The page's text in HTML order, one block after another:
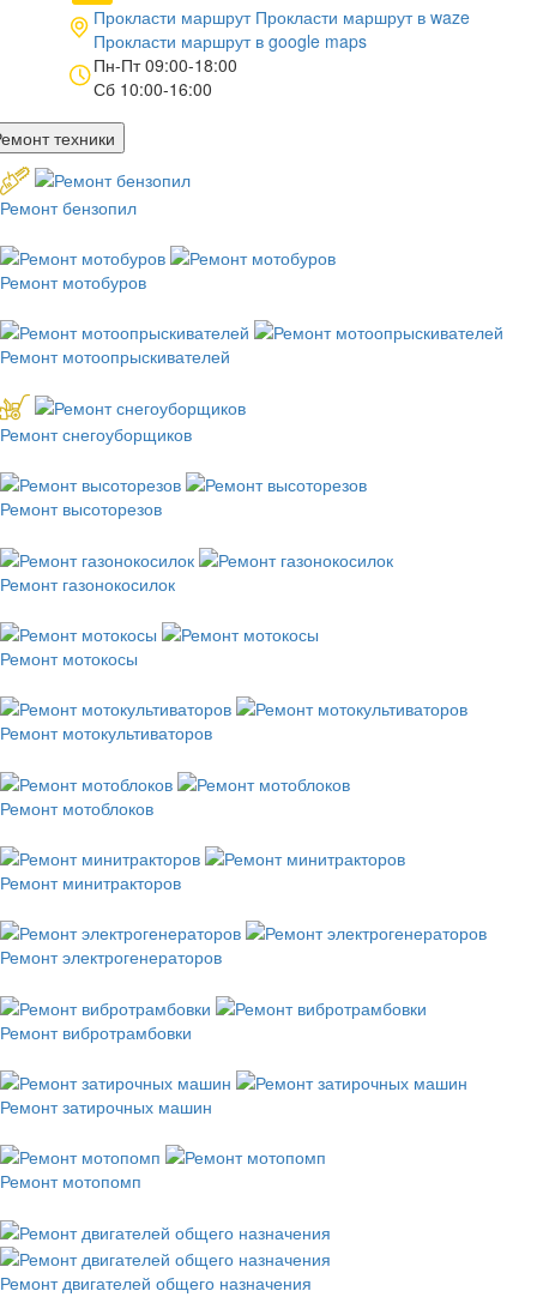
Прокласти маршрут Прокласти маршрут в waze
Прокласти маршрут в google maps
Пн-Пт 09:00-18:00
Сб 10:00-16:00
техники
Ремонт бензопил
Ремонт мотобуров
Ремонт мотоопрыскивателей
Ремонт снегоуборщиков
Ремонт высоторезов
Ремонт газонокосилок
Ремонт мотокосы
Ремонт мотокультиваторов
Ремонт мотоблоков
Ремонт минитракторов
Ремонт электрогенераторов
Ремонт вибротрамбовки
Ремонт затирочных машин
Ремонт мотопомп
Ремонт двигателей общего назначения